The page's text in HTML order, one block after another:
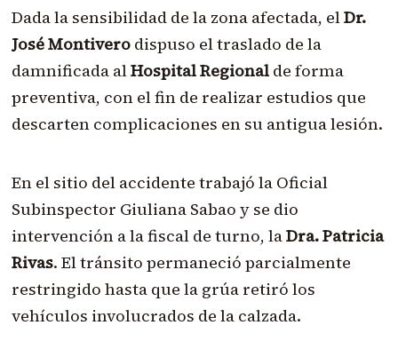
Dada la sensibilidad de la zona afectada, elDr.
José Montiverodispuso el traslado de la
damnificada alHospital Regionalde forma
preventiva, con el fin de realizar estudios que
descarten complicaciones en su antigua lesión.
En el sitio del accidente trabajó la Oficial
Subinspector Giuliana Sabao y se dio
intervención a la fiscal de turno, laDra. Patricia
Rivas. El tránsito permaneció parcialmente
restringido hasta que la grúa retiró los
vehículos involucrados de la calzada.